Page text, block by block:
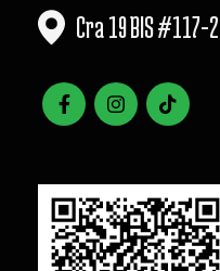
Cra 19 BIS #117-